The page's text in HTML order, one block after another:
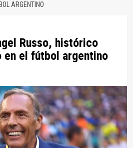
ARGENTINO
Russo, histórico
el fútbol argentino